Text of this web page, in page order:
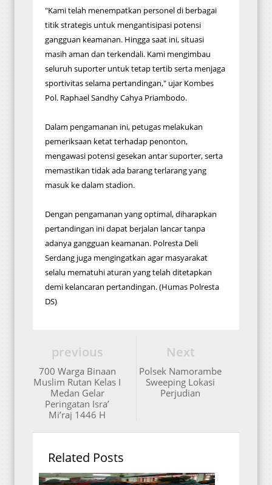
"Kami telah menempatkan personel di berbagai
titik strategis untuk mengantisipasi potensi
gangguan keamanan. Hingga saat ini, situasi
masih aman dan terkendali. Kami mengimbau
seluruh suporter untuk tetap tertib serta menjaga
sportivitas selama pertandingan," ujar Kombes
Pol. Raphael Sandhy Cahya Priambodo.
Dalam pengamanan ini, petugas melakukan
pemeriksaan ketat terhadap penonton,
mengawasi potensi gesekan antar suporter, serta
memastikan tidak ada barang terlarang yang
masuk ke dalam stadion.
Dengan pengamanan yang optimal, diharapkan
pertandingan ini dapat berjalan lancar tanpa
adanya gangguan keamanan. Polresta Deli
Serdang juga mengingatkan agar masyarakat
selalu mematuhi aturan yang telah ditetapkan
demi kelancaran pertandingan. (Humas Polresta
DS)
Next
Polsek Namorambe
Sweeping Lokasi
Perjudian
previous
700 Warga Binaan
Muslim Rutan Kelas I
Medan Gelar
Peringatan Isra’
Mi’raj 1446 H
Related Posts